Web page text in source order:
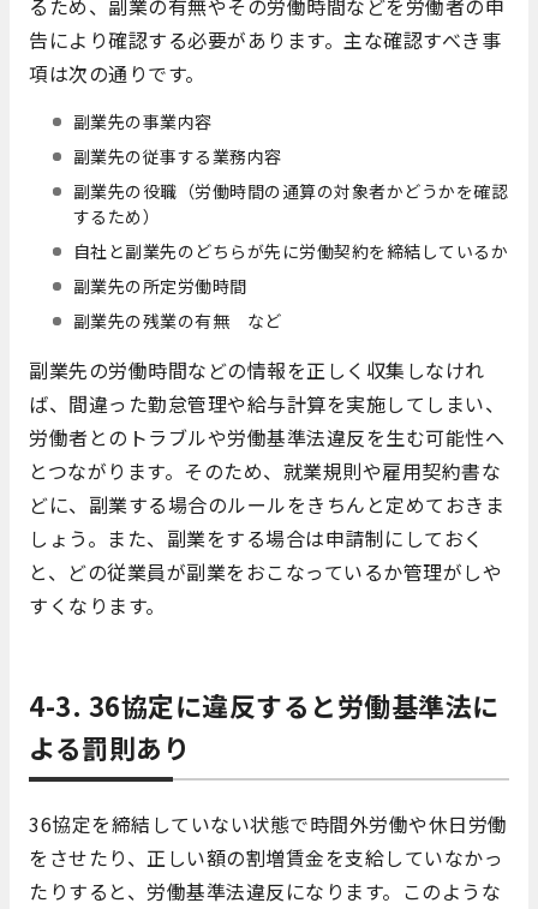
るため、副業の有無やその労働時間などを労働者の申
告により確認する必要があります。主な確認すべき事
項は次の通りです。
副業先の事業内容
副業先の従事する業務内容
副業先の役職（労働時間の通算の対象者かどうかを確認
するため）
自社と副業先のどちらが先に労働契約を締結しているか
副業先の所定労働時間
副業先の残業の有無 など
副業先の労働時間などの情報を正しく収集しなけれ
ば、間違った勤怠管理や給与計算を実施してしまい、
労働者とのトラブルや労働基準法違反を生む可能性へ
とつながります。そのため、就業規則や雇用契約書な
どに、副業する場合のルールをきちんと定めておきま
しょう。また、副業をする場合は申請制にしておく
と、どの従業員が副業をおこなっているか管理がしや
すくなります。
4-3. 36協定に違反すると労働基準法に
よる罰則あり
36協定を締結していない状態で時間外労働や休日労働
をさせたり、正しい額の割増賃金を支給していなかっ
たりすると、労働基準法違反になります。このような